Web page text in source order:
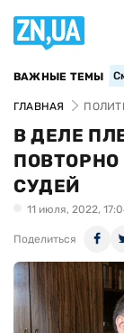
ВАЖНЫЕ ТЕМЫ
ГЛАВНАЯ
В ДЕЛЕ
СУДЕЙ
11 июля, 2022,
Поделиться